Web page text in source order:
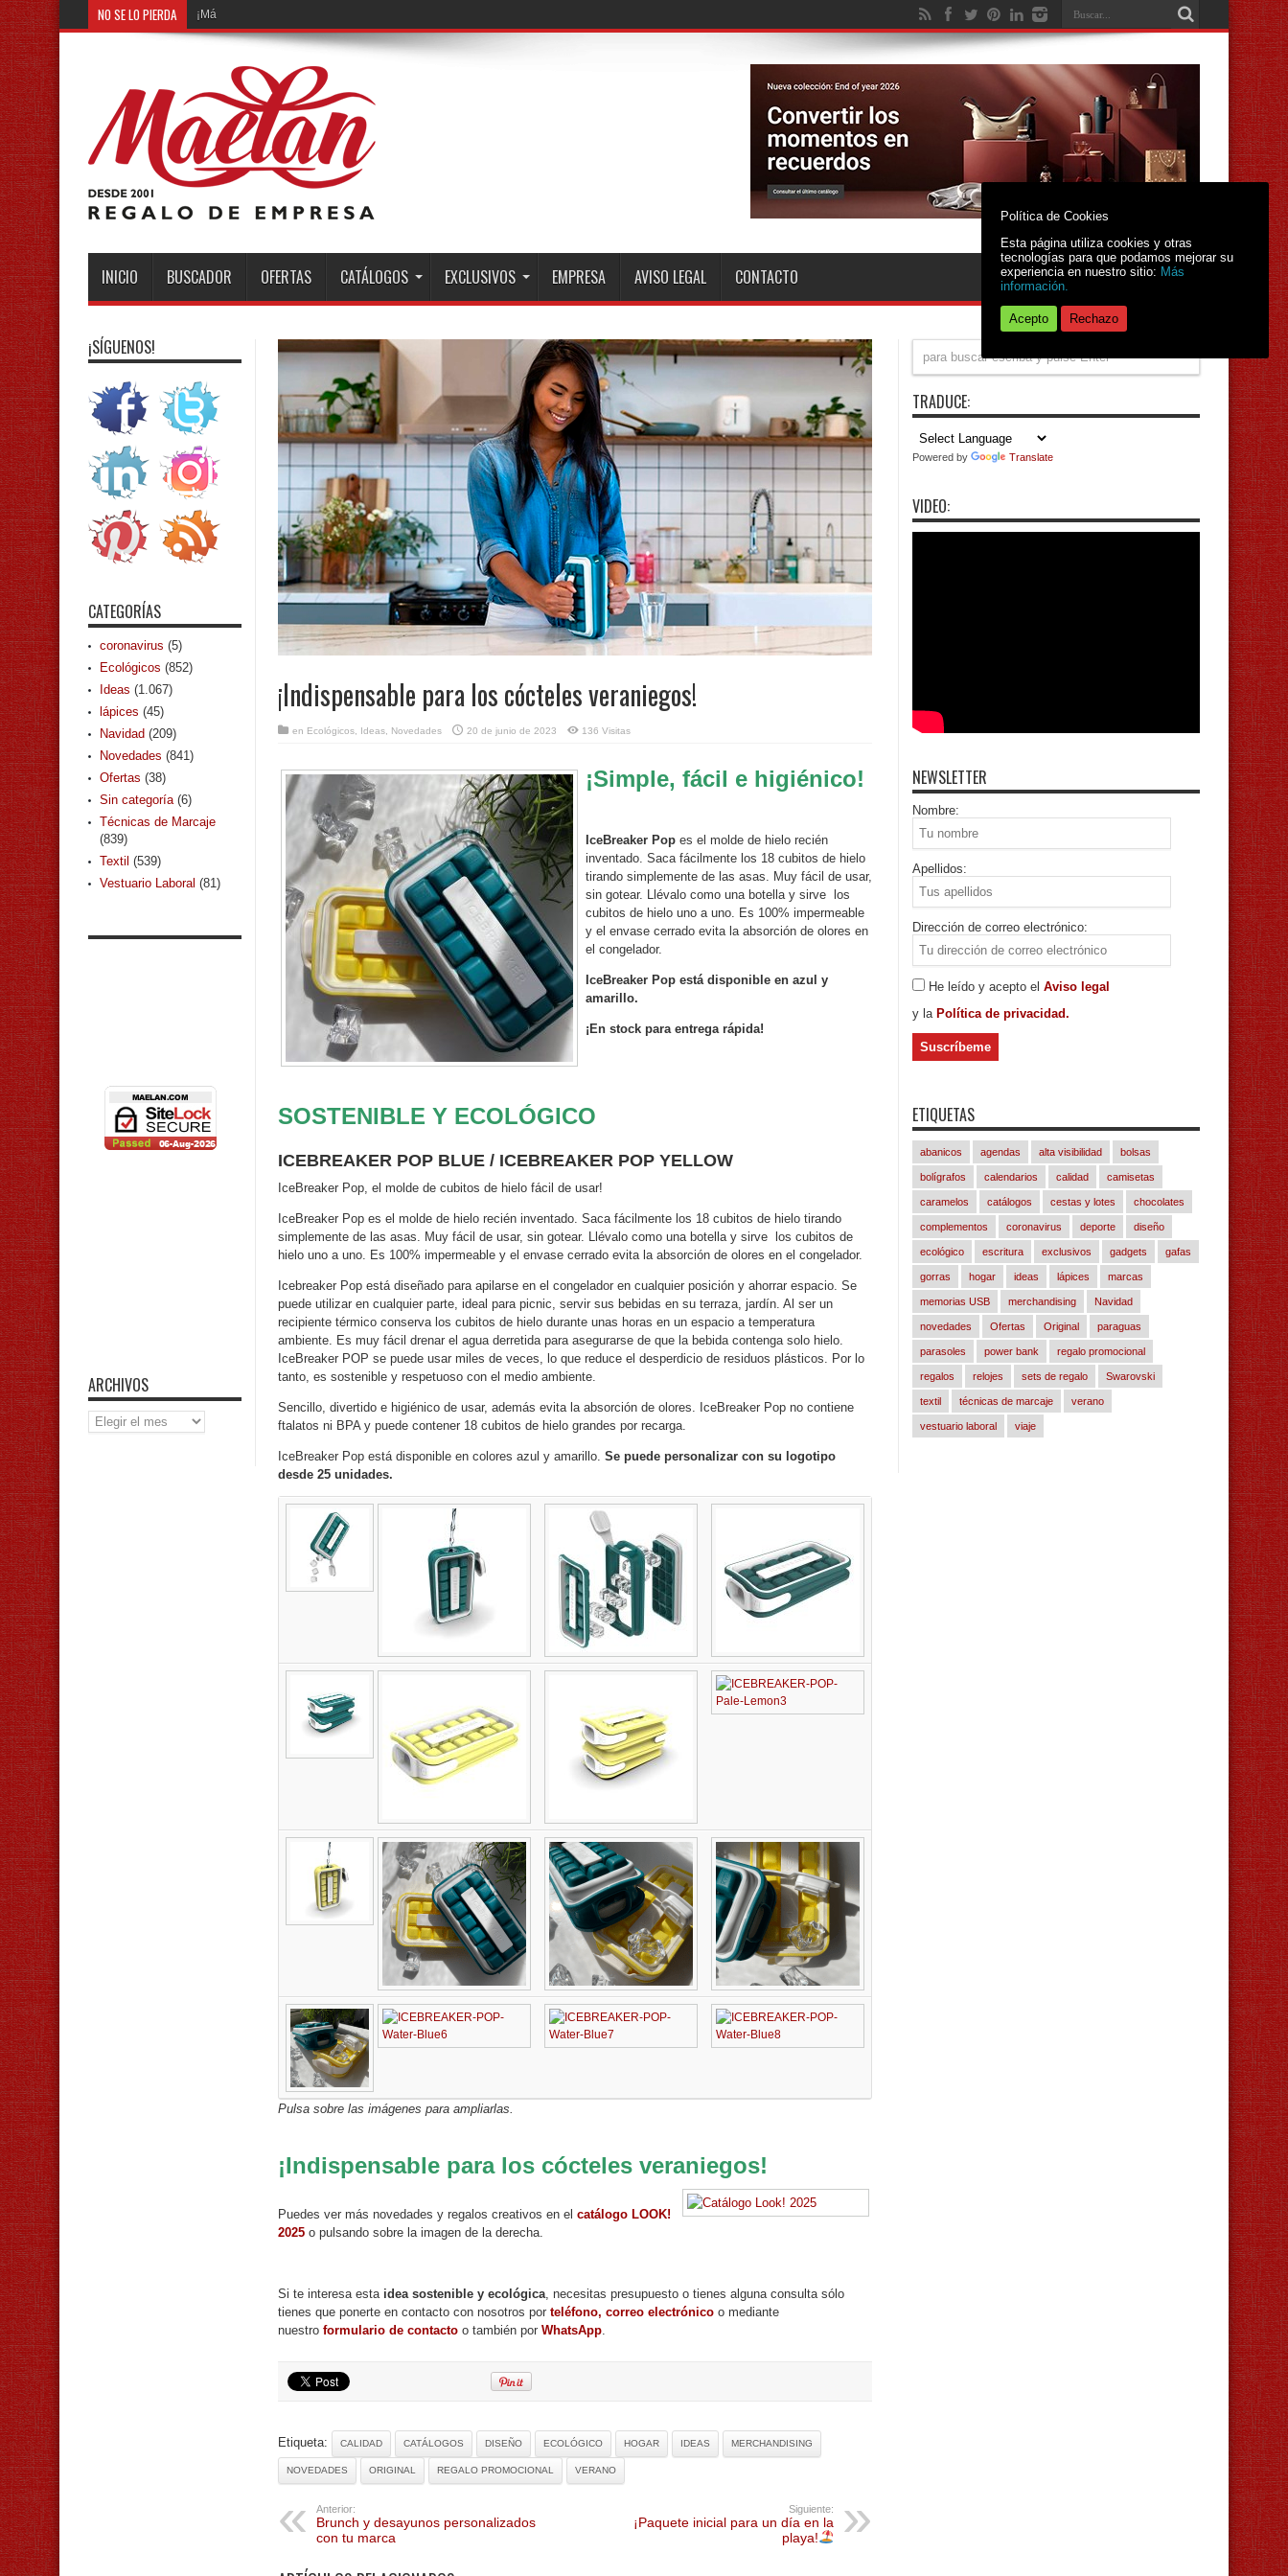
NO SE LO PIERDA ¡Más de 150 productos nuevos por desc
INICIO BUSCADOR OFERTAS CATÁLOGOS EXCLUSIVOS EMPRESA AVISO LEGAL CONTACTO
¡Indispensable para los cócteles veraniegos!
en Ecológicos Ideas Novedades 20 de junio de 2023 136 Visitas
¡Simple, fácil e higiénico!
IceBreaker Pop es el molde de hielo recién
inventado. Saca fácilmente los 18 cubitos de hielo
tirando simplemente de las asas. Muy fácil de usar,
sin gotear. Llévalo como una botella y sirve los
cubitos de hielo uno a uno. Es 100% impermeable
y el envase cerrado evita la absorción de olores en
el congelador.
IceBreaker Pop está disponible en azul y
amarillo.
¡En stock para entrega rápida!
SOSTENIBLE Y ECOLÓGICO
ICEBREAKER POP BLUE / ICEBREAKER POP YELLOW
IceBreaker Pop, el molde de cubitos de hielo fácil de usar!
IceBreaker Pop es el molde de hielo recién inventado. Saca fácilmente los 18 cubitos de hielo tirando
simplemente de las asas. Muy fácil de usar, sin gotear. Llévalo como una botella y sirve los cubitos de
hielo uno a uno. Es 100% impermeable y el envase cerrado evita la absorción de olores en el congelador.
Icebreaker Pop está diseñado para apilarse en el congelador en cualquier posición y ahorrar espacio. Se
puede utilizar en cualquier parte, ideal para picnic, servir sus bebidas en su terraza, jardín. Al ser un
recipiente térmico conserva los cubitos de hielo durante unas horas en un espacio a temperatura
ambiente. Es muy fácil drenar el agua derretida para asegurarse de que la bebida contenga solo hielo.
IceBreaker POP se puede usar miles de veces, lo que reduce el desperdicio de residuos plásticos. Por lo
tanto, es sostenible y respetuoso con el medio ambiente.
Sencillo, divertido e higiénico de usar, además evita la absorción de olores. IceBreaker Pop no contiene
ftalatos ni BPA y puede contener 18 cubitos de hielo grandes por recarga.
IceBreaker Pop está disponible en colores azul y amarillo. Se puede personalizar con su logotipo
desde 25 unidades.
Pulsa sobre las imágenes para ampliarlas.
¡Indispensable para los cócteles veraniegos!
Puedes ver más novedades y regalos creativos en el catálogo LOOK!
2025 o pulsando sobre la imagen de la derecha.
Si te interesa esta idea sostenible y ecológica, necesitas presupuesto o tienes alguna consulta sólo
tienes que ponerte en contacto con nosotros por teléfono, correo electrónico o mediante
nuestro formulario de contacto o también por WhatsApp.
Etiqueta: CALIDAD CATÁLOGOS DISEÑO ECOLÓGICO HOGAR IDEAS MERCHANDISING
NOVEDADES ORIGINAL REGALO PROMOCIONAL VERANO
Anterior:
Brunch y desayunos personalizados
con tu marca
Siguiente:
¡Paquete inicial para un día en la
playa!
¡SÍGUENOS!
CATEGORÍAS
coronavirus (5)
Ecológicos (852)
Ideas (1.067)
lápices (45)
Navidad (209)
Novedades (841)
Ofertas (38)
Sin categoría(6)
Técnicas de Marcaje
(839)
Textil (539)
Vestuario Laboral (81)
ARCHIVOS
Archivos
TRADUCE:
Powered by Translate
VIDEO:
NEWSLETTER
Nombre:
Apellidos:
Dirección de correo electrónico:
He leído y acepto el Aviso legal
y la Política de privacidad.
ETIQUETAS
abanicos agendas alta visibilidad bolsas
bolígrafos calendarios calidad camisetas
caramelos catálogos cestas y lotes chocolates
complementos coronavirus deporte diseño
ecológico escritura exclusivos gadgets gafas
gorras hogar ideas lápices marcas
memorias USB merchandising Navidad
novedades Ofertas Original paraguas
parasoles power bank regalo promocional
regalos relojes sets de regalo Swarovski
textil técnicas de marcaje verano
vestuario laboral viaje
Política de Cookies
Esta página utiliza cookies y otras
tecnologías para que podamos mejorar su
experiencia en nuestro sitio: Más
información.
Acepto Rechazo